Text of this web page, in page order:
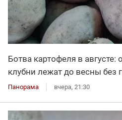
Ботва картофеля в
клубни лежат до весны без
Панорама вчера, 21:30